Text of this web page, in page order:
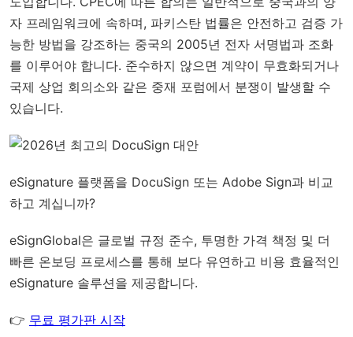
자 프레임워크에 속하며, 파키스탄 법률은 안전하고 검증 가
능한 방법을 강조하는 중국의 2005년 전자 서명법과 조화
를 이루어야 합니다. 준수하지 않으면 계약이 무효화되거나
국제 상업 회의소와 같은 중재 포럼에서 분쟁이 발생할 수
있습니다.
eSignature 플랫폼을 DocuSign 또는 Adobe Sign과 비교
하고 계십니까?
eSignGlobal은 글로벌 규정 준수, 투명한 가격 책정 및 더
빠른 온보딩 프로세스를 통해 보다 유연하고 비용 효율적인
eSignature 솔루션을 제공합니다.
👉 무료 평가판 시작